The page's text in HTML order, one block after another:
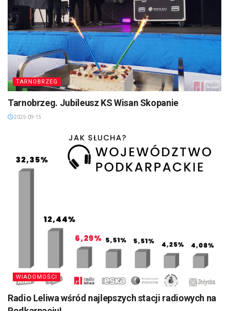
TARNOBRZEG
Tarnobrzeg. Jubileusz KS Wisan Skopanie
2025-09-15
WIADOMOŚCI
Radio Leliwa wśród najlepszych stacji radiowych na